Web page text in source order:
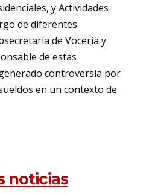
y Actividades
de diferentes
de Vocería y
de estas
controversia por
en un contexto de
noticias